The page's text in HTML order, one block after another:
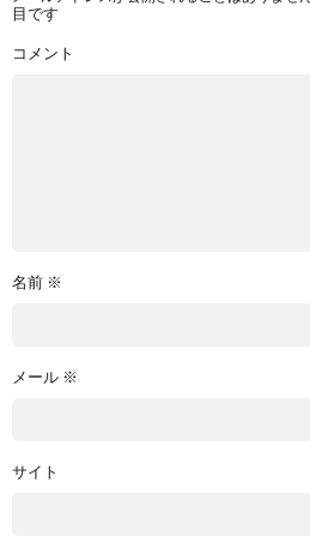
目です
コメント
名前 ※
メール ※
サイト